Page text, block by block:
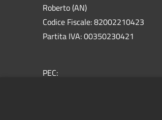
Roberto (AN)
Codice Fiscale: 82002210423
Partita IVA: 00350230421
PEC: